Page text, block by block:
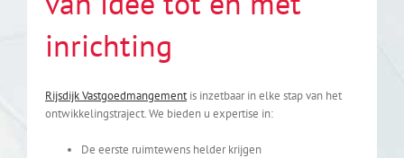
inrichting
Rijsdijk Vastgoedmangementis inzetbaar in elke stap van het
ontwikkelingstraject. We bieden u expertise in:
De eerste ruimtewens helder krijgen